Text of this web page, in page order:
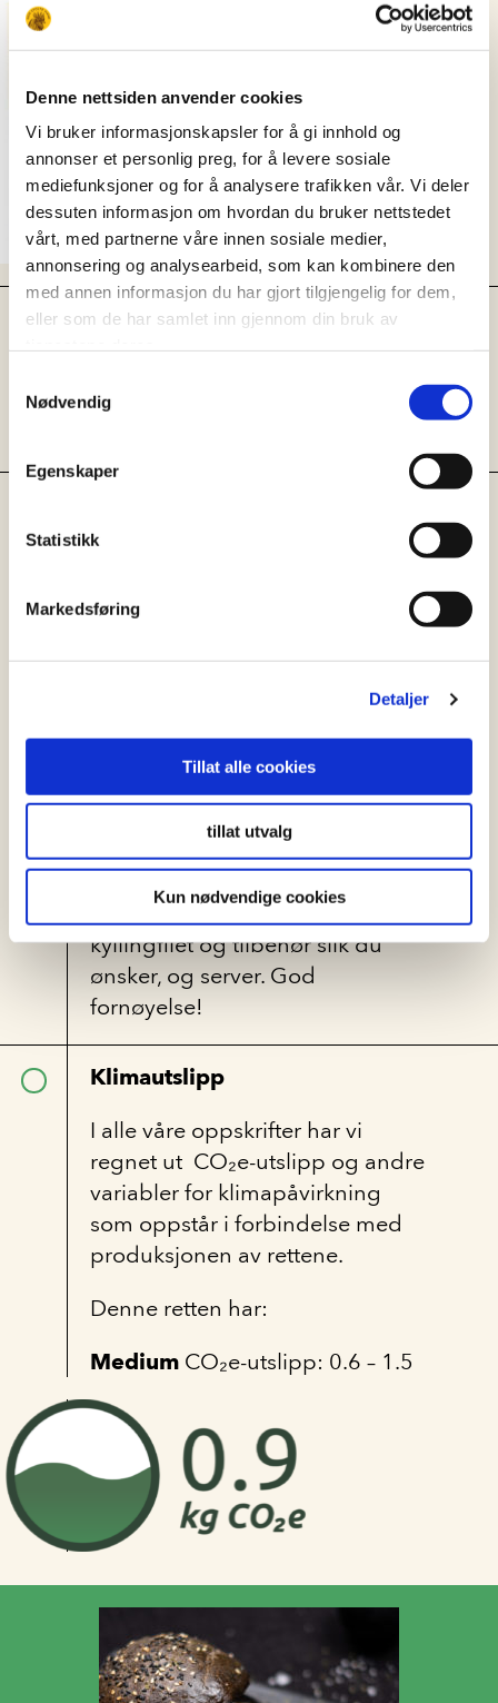
Denne nettsiden anvender cookies
Vi bruker informasjonskapsler for å gi innhold og
annonser et personlig preg, for å levere sosiale
mediefunksjoner og for å analysere trafikken vår. Vi deler
dessuten informasjon om hvordan du bruker nettstedet
vårt, med partnerne våre innen sosiale medier,
annonsering og analysearbeid, som kan kombinere den
med annen informasjon du har gjort tilgjengelig for dem,
eller som de har samlet inn gjennom din bruk av
Nødvendig
Egenskaper
Statistikk
Markedsføring
Detaljer
Tillat alle cookies
tillat utvalg
Kun nødvendige cookies
Marinert rødløk
limejuice, salt og hakket
Stek eller grill Gårdsklekket
panne med grillstriper før vi
legger filetene i ovnen med
steketermometer. Ta ut filetene
når steketermometer viser ca
60grader. La hvile noen minutter
før du skjærer opp.
Legg deretter opp brød,
kyllingfilet og tilbehør slik du
ønsker, og server. God
fornøyelse!
Klimautslipp
I alle våre oppskrifter har vi
regnet ut CO₂e-utslipp og andre
variabler for klimapåvirkning
som oppstår i forbindelse med
produksjonen av rettene.
Denne retten har:
Medium CO₂e-utslipp: 0.6 – 1.5